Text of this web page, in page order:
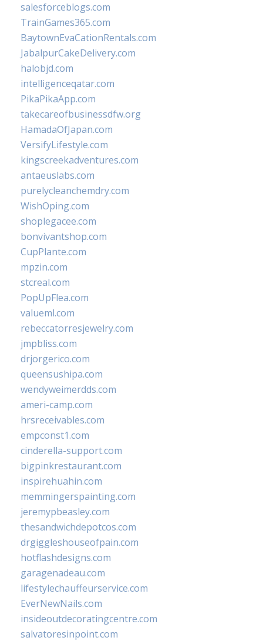
salesforceblogs.com
TrainGames365.com
BaytownEvaCationRentals.com
JabalpurCakeDelivery.com
halobjd.com
intelligenceqatar.com
PikaPikaApp.com
takecareofbusinessdfw.org
HamadaOfJapan.com
VersifyLifestyle.com
kingscreekadventures.com
antaeuslabs.com
purelycleanchemdry.com
WishOping.com
shoplegacee.com
bonvivantshop.com
CupPlante.com
mpzin.com
stcreal.com
PopUpFlea.com
valueml.com
rebeccatorresjewelry.com
jmpbliss.com
drjorgerico.com
queensushipa.com
wendyweimerdds.com
ameri-camp.com
hrsreceivables.com
empconst1.com
cinderella-support.com
bigpinkrestaurant.com
inspirehuahin.com
memmingerspainting.com
jeremypbeasley.com
thesandwichdepotcos.com
drgiggleshouseofpain.com
hotflashdesigns.com
garagenadeau.com
lifestylechauffeurservice.com
EverNewNails.com
insideoutdecoratingcentre.com
salvatoresinpoint.com